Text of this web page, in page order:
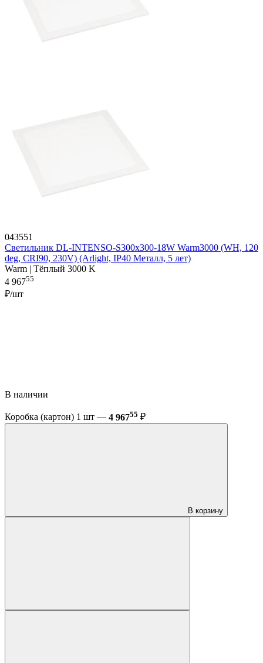
043551
Светильник DL-INTENSO-S300x300-18W Warm3000 (WH, 120
deg, CRI90, 230V) (Arlight, IP40 Металл, 5 лет)
Warm | Тёплый 3000 K
4 96755
₽/шт
В наличии
Коробка (картон) 1 шт — 4 96755 ₽
В корзину